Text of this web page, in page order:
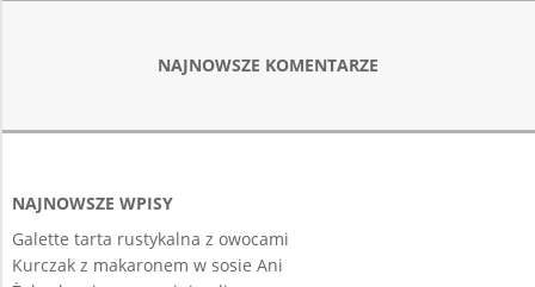
NAJNOWSZE KOMENTARZE
NAJNOWSZE WPISY
Galette tarta rustykalna z owocami
Kurczak z makaronem w sosie Ani